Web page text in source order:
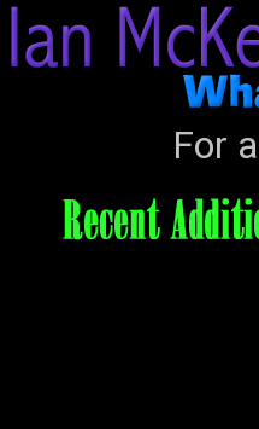
For